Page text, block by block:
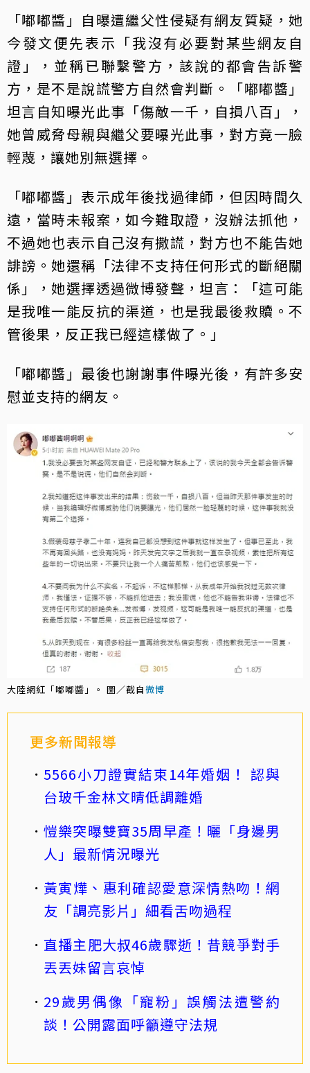
「嘟嘟醬」自曝遭繼父性侵疑有網友質疑，她
今發文便先表示「我沒有必要對某些網友自
證」，並稱已聯繫警方，該說的都會告訴警
方，是不是說謊警方自然會判斷。「嘟嘟醬」
坦言自知曝光此事「傷敵一千，自損八百」，
她曾威脅母親與繼父要曝光此事，對方竟一臉
輕蔑，讓她別無選擇。
「嘟嘟醬」表示成年後找過律師，但因時間久
遠，當時未報案，如今難取證，沒辦法抓他，
不過她也表示自己沒有撒謊，對方也不能告她
誹謗。她還稱「法律不支持任何形式的斷絕關
係」，她選擇透過微博發聲，坦言：「這可能
是我唯一能反抗的渠道，也是我最後救贖。不
管後果，反正我已經這樣做了。」
「嘟嘟醬」最後也謝謝事件曝光後，有許多安
慰並支持的網友。
大陸網紅「嘟嘟醬」。 圖／截自微博
更多新聞報導
5566小刀證實結束14年婚姻！ 認與
台玻千金林文晴低調離婚
愷樂突曝雙寶35周早產！曬「身邊男
人」最新情況曝光
黃寅燁、惠利確認愛意深情熱吻！網
友「調亮影片」細看舌吻過程
直播主肥大叔46歲驟逝！昔競爭對手
丟丟妹留言哀悼
29歲男偶像「寵粉」誤觸法遭警約
談！公開露面呼籲遵守法規